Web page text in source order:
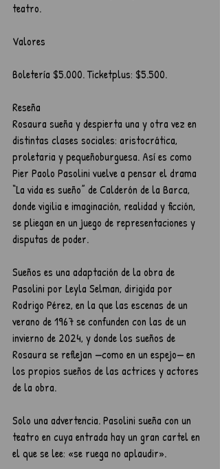
teatro.
Valores
Boletería $5.000. Ticketplus: $5.500.
Reseña
Rosaura sueña y despierta una y otra vez en
distintas clases sociales: aristocrática,
proletaria y pequeñoburguesa. Así es como
Pier Paolo Pasolini vuelve a pensar el drama
“La vida es sueño” de Calderón de la Barca,
donde vigilia e imaginación, realidad y ficción,
se pliegan en un juego de representaciones y
disputas de poder.
Sueños es una adaptación de la obra de
Pasolini por Leyla Selman, dirigida por
Rodrigo Pérez, en la que las escenas de un
verano de 1967 se confunden con las de un
invierno de 2024, y donde los sueños de
Rosaura se reflejan —como en un espejo— en
los propios sueños de las actrices y actores
de la obra.
Solo una advertencia. Pasolini sueña con un
teatro en cuya entrada hay un gran cartel en
el que se lee: «se ruega no aplaudir».